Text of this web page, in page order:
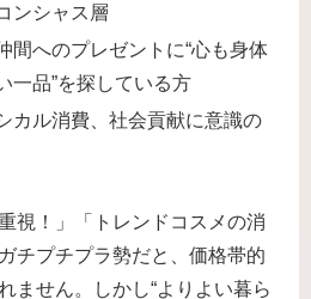
ンシャス層
間へのプレゼントに“心も身体
一品”を探している方
カル消費、社会貢献に意識の
視！」「トレンドコスメの消
チプチプラ勢だと、価格帯的
ません。しかし“よりよい暮ら